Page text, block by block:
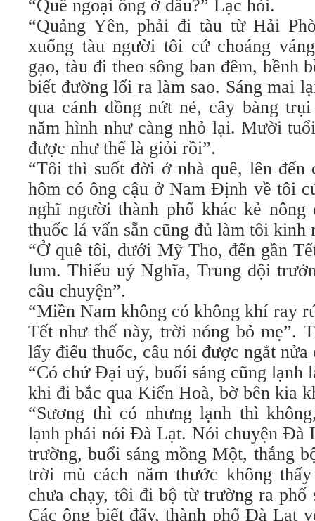
“Quê ngoại ông ở đâu?” Lạc hỏi.
“Quảng Yên, phải đi tàu từ Hải
xuống tàu người tôi cứ choáng
gạo, tàu đi theo sông ban đêm, bềnh
biết đường lối ra làm sao. Sáng mai
qua cánh đồng nứt nẻ, cây bàng
năm hình như càng nhỏ lại. Mười
được như thế là giỏi rồi”.
“Tôi thì suốt đời ở nhà quê, lên đến
hôm có ông cậu ở Nam Định về tôi
nghĩ người thành phố khác kẻ
thuốc lá vấn sẵn cũng đủ làm tôi kinh
“Ở quê tôi, dưới Mỹ Tho, đến gần
lum. Thiếu uý Nghĩa, Trung đội
câu chuyện”.
“Miền Nam không có không khí ray
Tết như thế này, trời nóng bỏ mẹ”.
lấy điếu thuốc, câu nói được ngắt nửa
“Có chứ Đại uý, buổi sáng cũng lạnh
khi đi bắc qua Kiến Hoà, bờ bên kia
“Sương thì có nhưng lạnh thì
lạnh phải nói Đà Lạt. Nói chuyện Đà
trường, buổi sáng mồng Một, thắng
trời mù cách năm thước không
chưa chạy, tôi đi bộ từ trường ra phố
Các ông biết đấy, thành phố Đà Lạt